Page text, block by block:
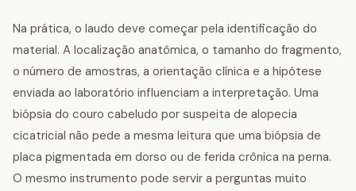
Na prática, o laudo deve começar pela identificação do
material. A localização anatômica, o tamanho do fragmento,
o número de amostras, a orientação clínica e a hipótese
enviada ao laboratório influenciam a interpretação. Uma
biópsia do couro cabeludo por suspeita de alopecia
cicatricial não pede a mesma leitura que uma biópsia de
placa pigmentada em dorso ou de ferida crônica na perna.
O mesmo instrumento pode servir a perguntas muito